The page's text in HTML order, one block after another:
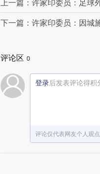
上一篇：许家印委员：足球
下一篇：许家印委员：因城
评论区 0
登录后发表评论得积
评论仅代表网友个人观